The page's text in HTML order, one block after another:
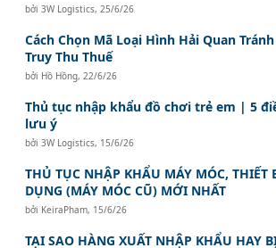
bởi3W Logistics, 25/6/26
Cách Chọn Mã Loại Hình Hải Quan
Truy Thu Thuế
bởi Hồ Hồng, 22/6/26
Thủ tục nhập khẩu đồ chơi trẻ em | 5
lưu ý
bởi3W Logistics, 15/6/26
THỦ TỤC NHẬP KHẨU MÁY MÓC, THIẾT
DỤNG (MÁY MÓC CŨ) MỚI NHẤT
bởi KeiraPham, 15/6/26
TẠI SAO HÀNG XUẤT NHẬP KHẨU HAY